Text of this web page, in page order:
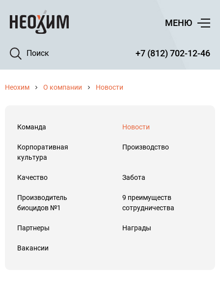
Поиск
МЕНЮ
+7 (812) 702-12-46
Неохим О компании Новости
Команда Новости
Корпоративная
культура
Производство
Качество Забота
Производитель
биоцидов №1
9 преимуществ
сотрудничества
Партнеры Награды
Вакансии